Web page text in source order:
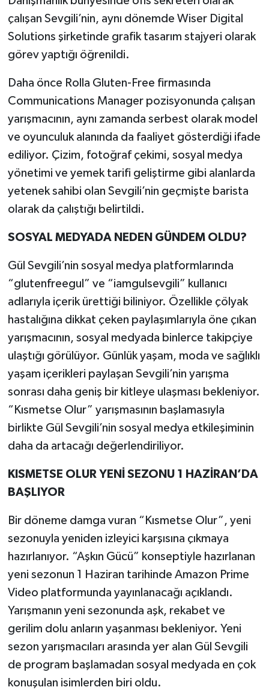
çalışan Sevgili’nin, aynı dönemde Wiser Digital
Solutions şirketinde grafik tasarım stajyeri olarak
görev yaptığı öğrenildi.
Daha önce Rolla Gluten-Free firmasında
Communications Manager pozisyonunda çalışan
yarışmacının, aynı zamanda serbest olarak model
ve oyunculuk alanında da faaliyet gösterdiği ifade
ediliyor. Çizim, fotoğraf çekimi, sosyal medya
yönetimi ve yemek tarifi geliştirme gibi alanlarda
yetenek sahibi olan Sevgili’nin geçmişte barista
olarak da çalıştığı belirtildi.
SOSYAL MEDYADA NEDEN GÜNDEM OLDU?
Gül Sevgili’nin sosyal medya platformlarında
“glutenfreegul” ve “iamgulsevgili” kullanıcı
adlarıyla içerik ürettiği biliniyor. Özellikle çölyak
hastalığına dikkat çeken paylaşımlarıyla öne çıkan
yarışmacının, sosyal medyada binlerce takipçiye
ulaştığı görülüyor. Günlük yaşam, moda ve sağlıklı
yaşam içerikleri paylaşan Sevgili’nin yarışma
sonrası daha geniş bir kitleye ulaşması bekleniyor.
“Kısmetse Olur” yarışmasının başlamasıyla
birlikte Gül Sevgili’nin sosyal medya etkileşiminin
daha da artacağı değerlendiriliyor.
KISMETSE OLUR YENİ SEZONU 1 HAZİRAN’DA
BAŞLIYOR
Bir döneme damga vuran “Kısmetse Olur”, yeni
sezonuyla yeniden izleyici karşısına çıkmaya
hazırlanıyor. “Aşkın Gücü” konseptiyle hazırlanan
yeni sezonun 1 Haziran tarihinde Amazon Prime
Video platformunda yayınlanacağı açıklandı.
Yarışmanın yeni sezonunda aşk, rekabet ve
gerilim dolu anların yaşanması bekleniyor. Yeni
sezon yarışmacıları arasında yer alan Gül Sevgili
de program başlamadan sosyal medyada en çok
konuşulan isimlerden biri oldu.